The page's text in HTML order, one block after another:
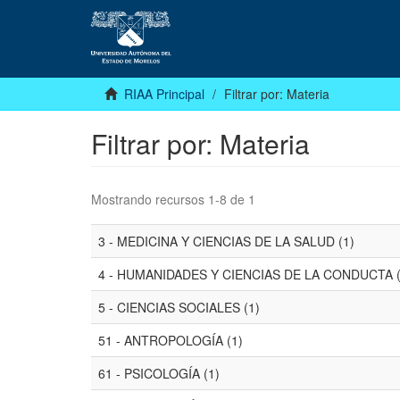
RIAA Principal Filtrar por: Materia
Filtrar por: Materia
Mostrando recursos 1-8 de 1
3 - MEDICINA Y CIENCIAS DE LA SALUD (1)
4 - HUMANIDADES Y CIENCIAS DE LA CONDUCTA
5 - CIENCIAS SOCIALES (1)
51 - ANTROPOLOGÍA (1)
61 - PSICOLOGÍA (1)